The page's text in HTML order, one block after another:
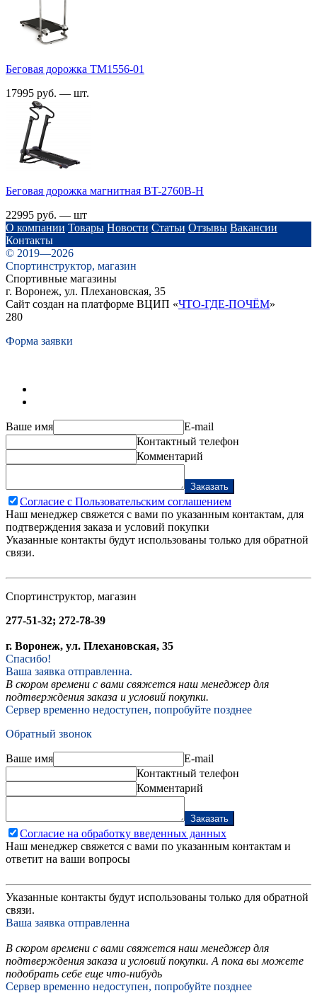
Беговая дорожка TM1556-01
17995 руб. — шт.
Беговая дорожка магнитная BT-2760B-H
22995 руб. — шт
О компании Товары Новости Статьи Отзывы Вакансии
Контакты
© 2019—2026
Спортинструктор, магазин
Спортивные магазины
г. Воронеж, ул. Плехановская, 35
Сайт создан на платформе ВЦИП «ЧТО-ГДЕ-ПОЧЁМ»
280
Форма заявки
Ваше имя
E-mail
Контактный телефон
Комментарий
Заказать
Согласие с Пользовательским соглашением
Наш менеджер свяжется с вами по указанным контактам, для
подтверждения заказа и условий покупки
Указанные контакты будут использованы только для обратной
связи.
Спортинструктор, магазин
277-51-32; 272-78-39
г. Воронеж, ул. Плехановская, 35
Спасибо!
Ваша заявка отправленна.
В скором времени с вами свяжется наш менеджер для
подтверждения заказа и условий покупки.
Сервер временно недоступен, попробуйте позднее
Обратный звонок
Ваше имя
E-mail
Контактный телефон
Комментарий
Заказать
Согласие на обработку введенных данных
Наш менеджер свяжется с вами по указанным контактам и
ответит на ваши вопросы
Указанные контакты будут использованы только для обратной
связи.
Ваша заявка отправленна
В скором времени с вами свяжется наш менеджер для
подтверждения заказа и условий покупки. А пока вы можете
подобрать себе еще что-нибудь
Сервер временно недоступен, попробуйте позднее